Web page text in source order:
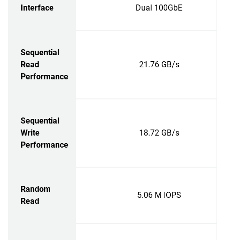
Interface Dual 100GbE
Sequential
Read
Performance
21.76 GB/s
Sequential
Write
Performance
18.72 GB/s
Random
Read
5.06 M IOPS